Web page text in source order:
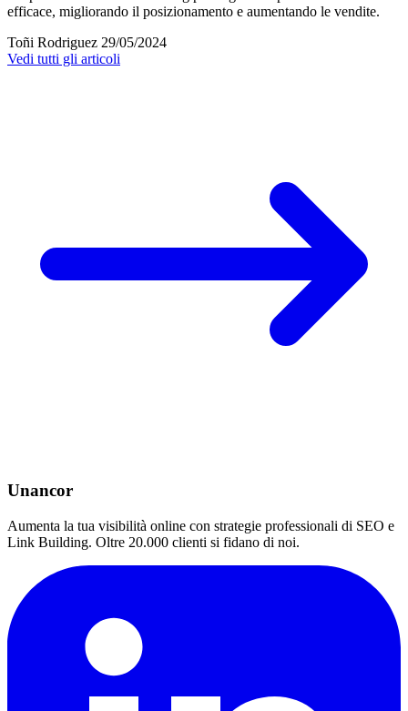
efficace, migliorando il posizionamento e aumentando le vendite.
Toñi Rodriguez 29/05/2024
Vedi tutti gli articoli
Unancor
Aumenta la tua visibilità online con strategie professionali di SEO e
Link Building. Oltre 20.000 clienti si fidano di noi.